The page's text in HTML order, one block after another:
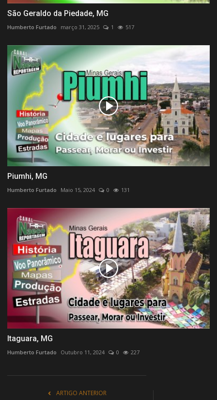
São Geraldo da Piedade, MG
Humberto Furtado março 31, 2025 1 517
Piumhi, MG
Humberto Furtado Maio 15, 2024 0 131
Itaguara, MG
Humberto Furtado Outubro 11, 2024 0 227
ARTIGO ANTERIOR